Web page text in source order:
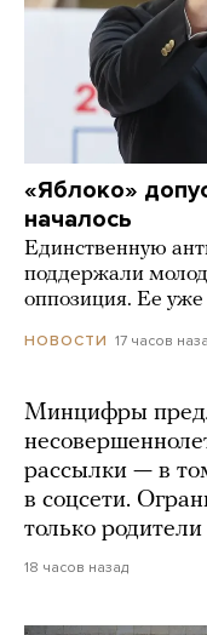
«Яблоко»
началось
Единственную
поддержали
оппозиция. Ее уже
НОВОСТИ 17 часов
Минцифры
рассылки — в
в соцсети.
только родители
18 часов назад